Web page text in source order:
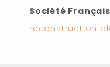
Société
reconstruction